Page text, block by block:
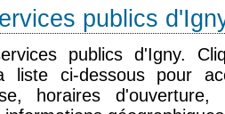
publics
publics d'Igny.
liste ci-dessous pour
horaires